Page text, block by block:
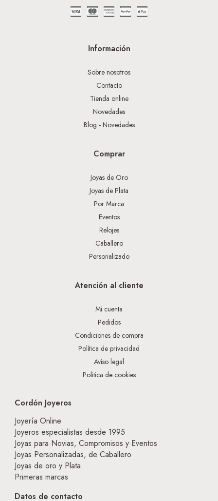
Información
Sobre nosotros
Contacto
Tienda online
Novedades
Blog - Novedades
Comprar
Joyas de Oro
Joyas de Plata
Por Marca
Eventos
Relojes
Caballero
Personalizado
Atención al cliente
Mi cuenta
Pedidos
Condiciones de compra
Política de privacidad
Aviso legal
Politica de cookies
Cordón Joyeros
Joyería Online
Joyeros especialistas desde 1995
Joyas para Novias, Compromisos y Eventos
Joyas Personalizadas, de Caballero
Joyas de oro y Plata
Primeras marcas
Datos de contacto